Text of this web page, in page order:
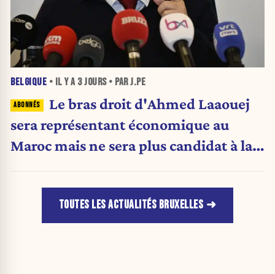
BELGIQUE • IL Y A 3 JOURS• PAR J.PE
Le bras droit d'Ahmed Laaouej
sera représentant économique au
Maroc mais ne sera plus candidat à la
TOUTES LES ACTUALITÉS BRUXELLES